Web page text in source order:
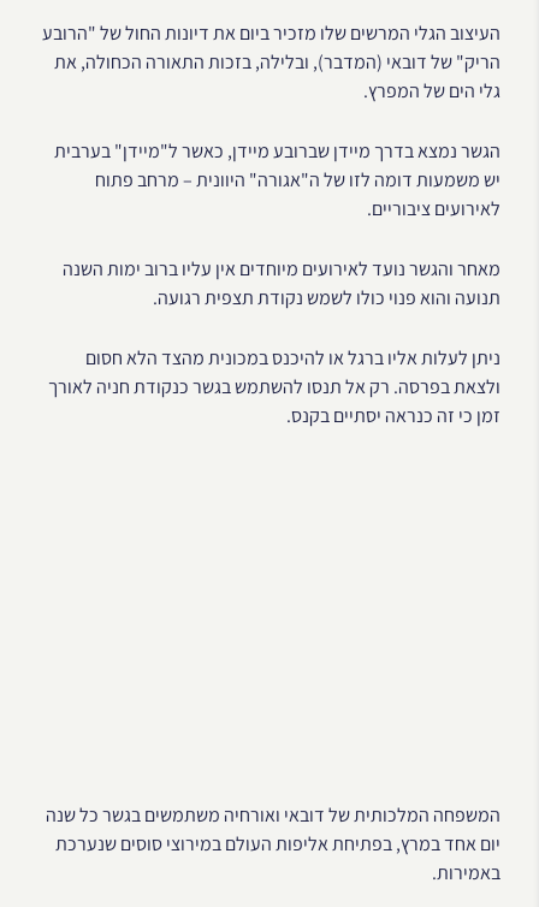
העיצוב הגלי המרשים שלו מזכיר ביום את דיונות החול של "הרובע
הריק" של דובאי (המדבר), ובלילה, בזכות התאורה הכחולה, את
גלי הים של המפרץ.
הגשר נמצא בדרך מיידן שברובע מיידן, כאשר ל"מיידן" בערבית
יש משמעות דומה לזו של ה"אגורה" היוונית – מרחב פתוח
לאירועים ציבוריים.
מאחר והגשר נועד לאירועים מיוחדים אין עליו ברוב ימות השנה
תנועה והוא פנוי כולו לשמש נקודת תצפית רגועה.
ניתן לעלות אליו ברגל או להיכנס במכונית מהצד הלא חסום
ולצאת בפרסה. רק אל תנסו להשתמש בגשר כנקודת חניה לאורך
זמן כי זה כנראה יסתיים בקנס.
המשפחה המלכותית של דובאי ואורחיה משתמשים בגשר כל שנה
יום אחד במרץ, בפתיחת אליפות העולם במירוצי סוסים שנערכת
באמירות.